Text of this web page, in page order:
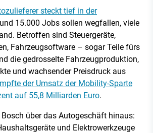
steckt tief in der
15.000 Jobs sollen wegfallen, viele
Betroffen sind Steuergeräte,
Fahrzeugsoftware – sogar Teile fürs
die gedrosselte Fahrzeugproduktion,
und wachsender Preisdruck aus
der Umsatz der Mobility-Sparte
auf 55,8 Milliarden Euro.
über das Autogeschäft hinaus:
und Elektrowerkzeuge